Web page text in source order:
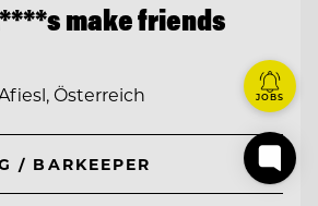
make friends
Österreich
CHEF DE RANG / BARKEEPER
JOBS